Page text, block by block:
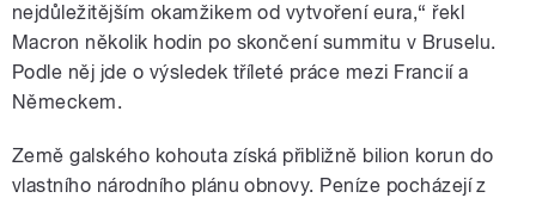
nejdůležitějším okamžikem od vytvoření eura,“ řekl
Macron několik hodin po skončení summitu v Bruselu.
Podle něj jde o výsledek tříleté práce mezi Francií a
Německem.
Země galského kohouta získá přibližně bilion korun do
vlastního národního plánu obnovy. Peníze pocházejí z